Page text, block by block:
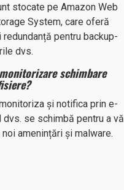
stocate pe Amazon Web
System, care oferă
pentru backup-
dvs.
schimbare
și notifica prin e-
se schimbă pentru a vă
amenințări și malware.